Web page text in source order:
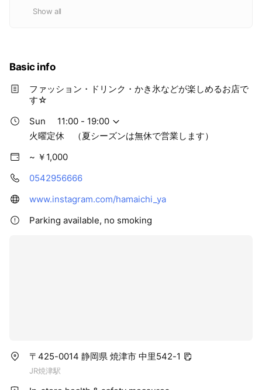
Show all
Basic info
ファッション・ドリンク・かき氷などが楽しめるお店で
す☆
Sun
11:00 - 19:00
火曜定休 （夏シーズンは無休で営業します）
~ ￥1,000
0542956666
www.instagram.com/hamaichi_ya
Parking available, no smoking
〒425-0014 静岡県 焼津市 中里542-1
JR焼津駅